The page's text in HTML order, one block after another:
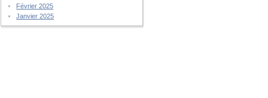
Février 2025
Janvier 2025